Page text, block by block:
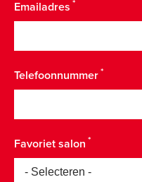
Emailadres
Telefoonnummer
Favoriet salon